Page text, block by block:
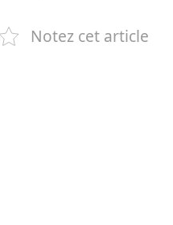
Notez cet article